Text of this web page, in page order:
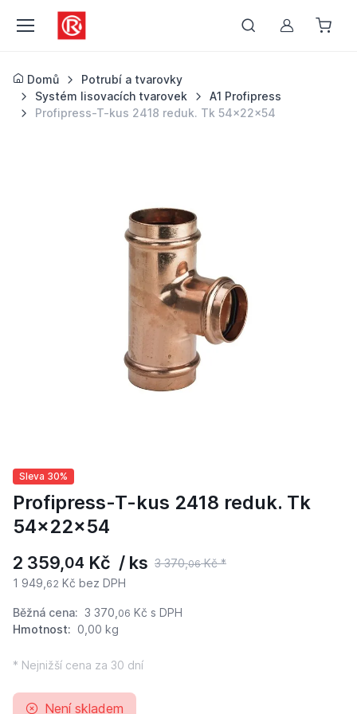
Můj účet
Domů
Potrubí a tvarovky
Systém lisovacích tvarovek
A1 Profipress
Profipress-T-kus 2418 reduk. Tk 54x22x54
Sleva 30%
Profipress-T-kus 2418 reduk. Tk
54x22x54
2 359,04 Kč / ks 3 370,06Kč *
1 949, 62 Kč bez DPH
Běžná cena: 3 370, 06 Kč s DPH
Hmotnost: 0,00 kg
* Nejnižší cena za 30 dní
Není skladem